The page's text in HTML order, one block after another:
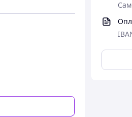
эффектную
Идеальный